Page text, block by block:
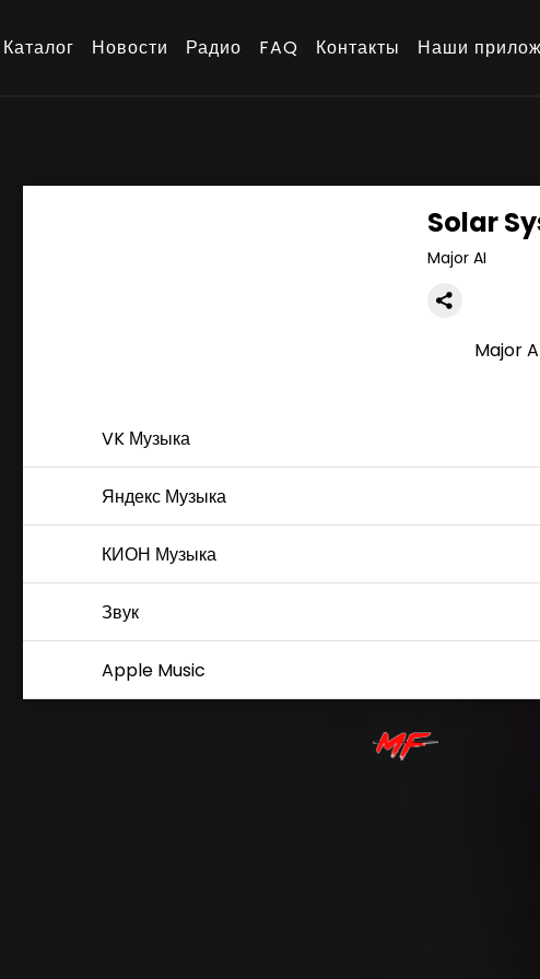
Каталог Новости Радио FAQ Контакты Наши
Solar
Major AI
Major
VK Музыка
Яндекс Музыка
КИОН Музыка
Звук
Apple Music